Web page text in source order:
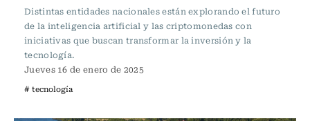
Distintas entidades nacionales están explorando el futuro
de la inteligencia artificial y las criptomonedas con
iniciativas que buscan transformar la inversión y la
tecnología.
Jueves 16 de enero de 2025
# tecnología